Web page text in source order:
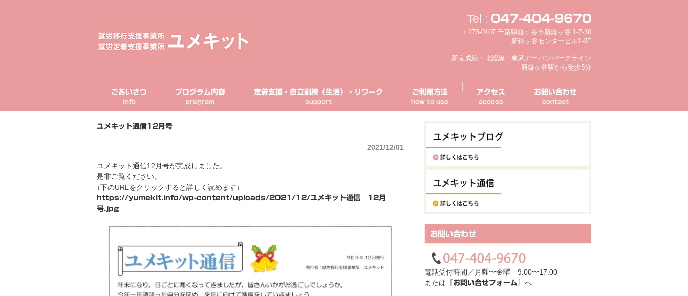
Tel : 047-404-9670
〒273-0107 千葉県鎌ヶ谷市新鎌ヶ谷 1-7-30
新鎌ヶ谷センタービル1-3F
新京成線・北総線・東武アーバンパークライン
新鎌ヶ谷駅から徒歩5分
ごあいさつ
info
プログラム内容
program
定着支援・自立訓練（生活）・リワーク
support
ご利用方法
how to use
アクセス
access
お問い合わせ
contact
ユメキット通信12月号
2021/12/01
ユメキット通信12月号が完成しました。
是非ご覧ください。
↓下のURLをクリックすると詳しく読めます↓
https://yumekit.info/wp-content/uploads/2021/12/ユメキット通信 12月
号.jpg
お問い合わせ
電話受付時間／月曜〜金曜 9:00〜17:00
または 『お問い合せフォーム』 へ